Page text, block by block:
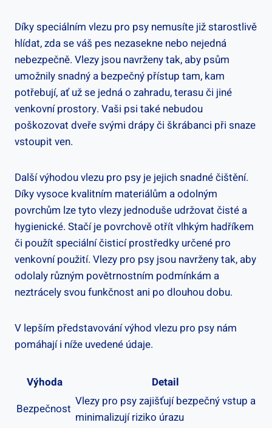
Díky speciálním vlezu pro psy nemusíte již starostlivě
hlídat, zda se váš pes nezasekne nebo nejedná
nebezpečně. Vlezy jsou navrženy tak, aby psům
umožnily snadný a bezpečný přístup tam, kam
potřebují, ať už se jedná o zahradu, terasu či jiné
venkovní prostory. Vaši psi také nebudou
poškozovat dveře svými drápy či škrábanci při snaze
vstoupit ven.
Další výhodou vlezu pro psy je jejich snadné čištění.
Díky vysoce kvalitním materiálům a odolným
povrchům lze tyto vlezy jednoduše udržovat čisté a
hygienické. Stačí je povrchově otřít vlhkým hadříkem
či použít speciální čisticí prostředky určené pro
venkovní použití. Vlezy pro psy jsou navrženy tak, aby
odolaly různým povětrnostním podmínkám a
neztrácely svou funkčnost ani po dlouhou dobu.
V lepším představování výhod vlezu pro psy nám
pomáhají i níže uvedené údaje.
Výhoda
Detail
Bezpečnost
Vlezy pro psy zajišťují bezpečný vstup a
minimalizují riziko úrazu